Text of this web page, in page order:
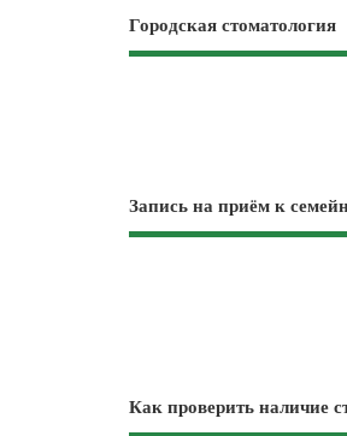
Городская стоматология
Запись на приём к
Как проверить наличие